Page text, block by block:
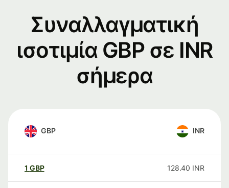
Συναλλαγματική
ισοτιμία GBP σε INR
σήμερα
GBP INR
1 GBP 128.40 INR